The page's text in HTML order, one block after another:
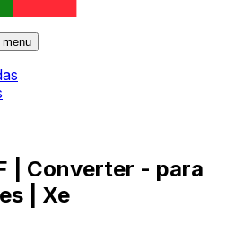
| Converter - para
| Xe